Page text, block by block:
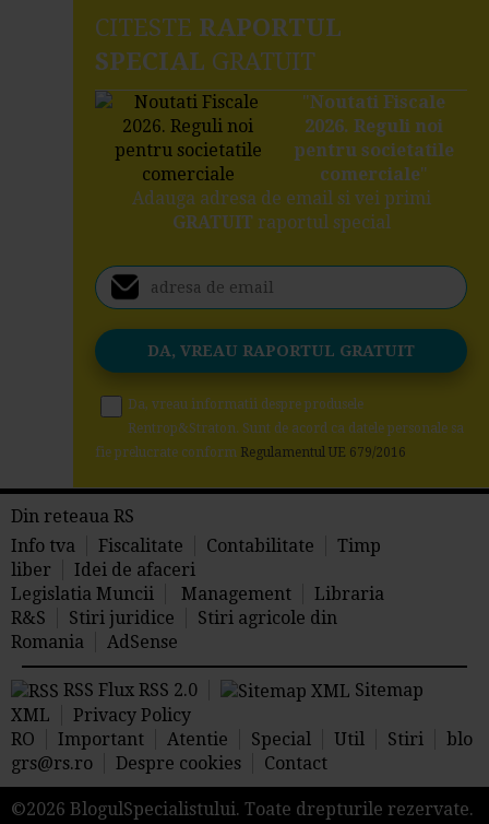
CITESTE RAPORTUL
SPECIAL GRATUIT
"Noutati Fiscale
2026. Reguli noi
pentru societatile
comerciale"
Adauga adresa de email si vei primi
GRATUITraportul special
Da, vreau informatii despre produsele
Rentrop&Straton. Sunt de acord ca datele personale sa
fie prelucrate conform Regulamentul UE 679/2016
Din reteaua RS
Info tva
Fiscalitate Contabilitate
Timp
liber
Idei de afaceri
Legislatia Muncii
Management
Libraria
R&S
Stiri juridice
Stiri agricole din
Romania
AdSense
RSS Flux RSS 2.0
Sitemap
XML
Privacy Policy
RO
Important Atentie Special Util Stiri
blo
grs@rs.ro
Despre cookies Contact
©2026 BlogulSpecialistului. Toate drepturile rezervate.